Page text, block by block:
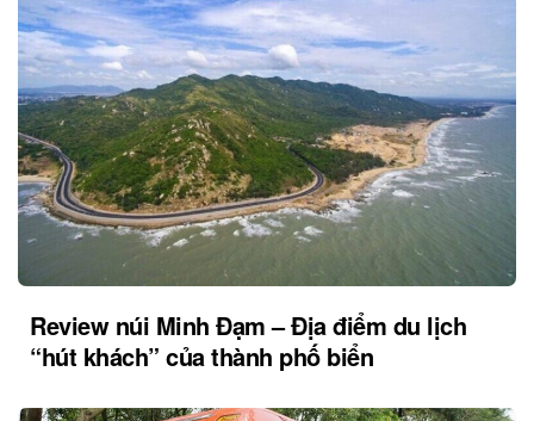
Review núi Minh Đạm – Địa điểm du lịch
“hút khách” của thành phố biển